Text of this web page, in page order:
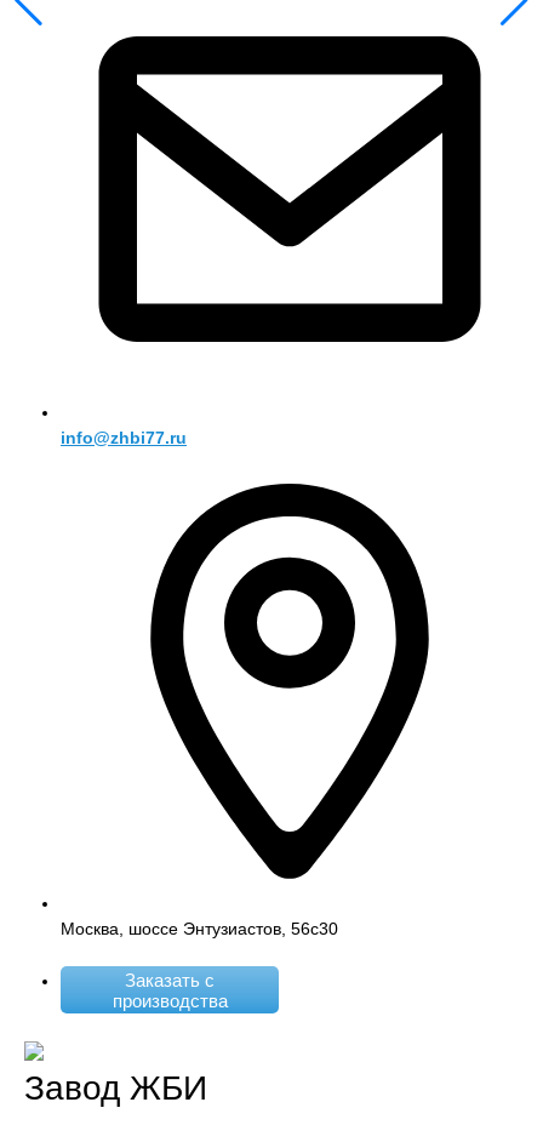
info@zhbi77.ru
Москва, шоссе Энтузиастов, 56с30
Заказать с
производства
Завод ЖБИ